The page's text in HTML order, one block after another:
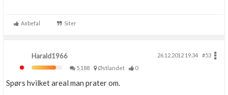
Anbefal Siter
Harald1966 26.12.2012 19.34
#53
5,188
Østlandet 0
Spørs hvilket areal man prater om.